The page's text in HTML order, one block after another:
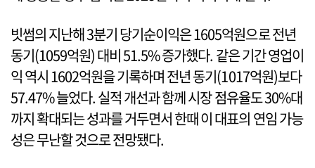
빗썸의 지난해 3분기 당기순이익은 1605억원으로 전년
동기(1059억원) 대비 51.5% 증가했다. 같은 기간 영업이
익 역시 1602억원을 기록하며 전년 동기(1017억원)보다
57.47% 늘었다. 실적 개선과 함께 시장 점유율도 30%대
까지 확대되는 성과를 거두면서 한때 이 대표의 연임 가능
성은 무난할 것으로 전망됐다.